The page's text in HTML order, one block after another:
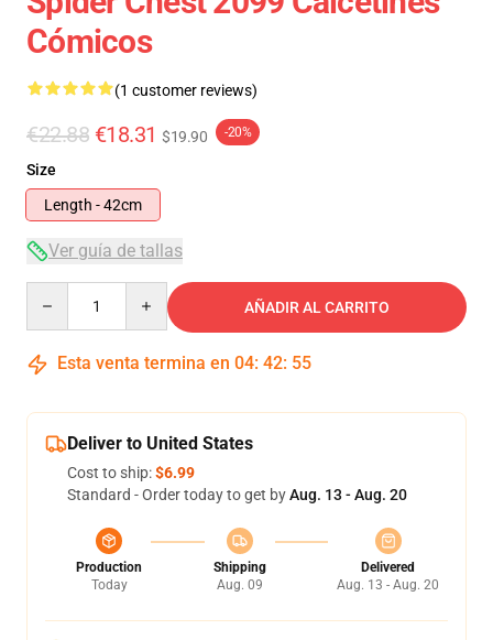
Cómicos
(1 customer reviews)
€22.88 €18.31 $19.90 -20%
Size
Length - 42cm
Ver guía de tallas
AÑADIR AL CARRITO
Esta venta termina en 04: 42: 55
Deliver to United States
Cost to ship:$6.99
Standard - Order today to get byAug. 13 - Aug. 20
Production
Today
Shipping
Aug. 09
Delivered
Aug. 13 - Aug. 20